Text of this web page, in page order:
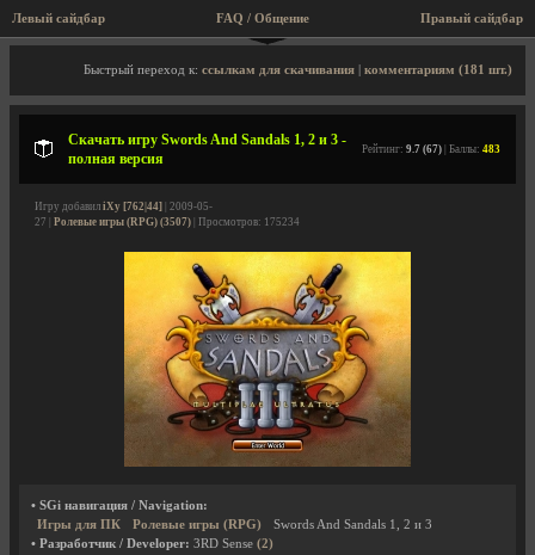
Левый сайдбар Правый сайдбар
FAQ / Общение
Описание игры, скриншоты, видео
Быстрый переход к: ссылкам для скачивания комментариям (181 шт.)
Скачать игру Swords And Sandals 1, 2 и 3 -
полная версия
Рейтинг: 9.7 (67) | Баллы: 483
Игру добавил iXy [762|44] | 2009-05-
27 | Ролевые игры (RPG) (3507) | Просмотров: 175234
• SGi навигация / Navigation:
Игры для ПК
Ролевые игры (RPG)
Swords And Sandals 1, 2 и 3
• Разработчик / Developer: 3RD Sense (2)